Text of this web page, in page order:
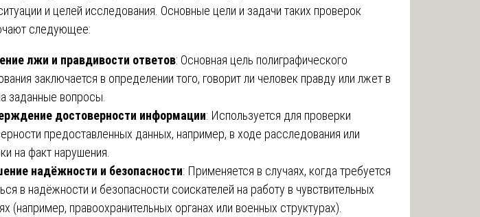
и целей исследования. Основные цели и задачи таких проверок
следующее:
лжи и правдивости ответов: Основная цель полиграфического
заключается в определении того, говорит ли человек правду или лжет в
заданные вопросы.
достоверности информации: Используется для проверки
предоставленных данных, например, в ходе расследования или
на факт нарушения.
надёжности и безопасности: Применяется в случаях, когда требуется
в надёжности и безопасности соискателей на работу в чувствительных
(например, правоохранительных органах или военных структурах).